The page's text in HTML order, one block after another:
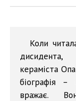
Коли
кераміста
біографія
вражає.